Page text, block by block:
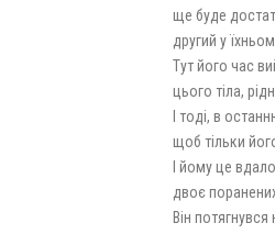
ще буде
другий у
Тут його час
цього тіла,
І тоді, в
щоб тільки
І йому це
двоє
Він